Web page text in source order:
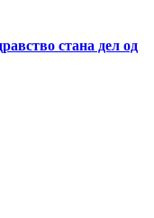
стана дел од